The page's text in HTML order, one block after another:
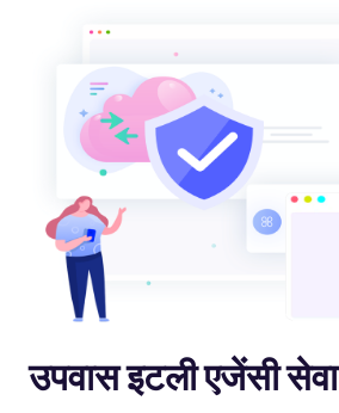
उपवास इटली एजेंसी सेवा